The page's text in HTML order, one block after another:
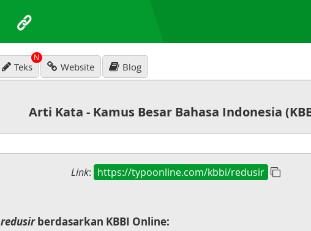
Teks
N
Website Blog
Arti Kata - Kamus Besar Bahasa Indonesia
Link: https://typoonline.com/kbbi/redusir
redusirberdasarkan KBBI Online: